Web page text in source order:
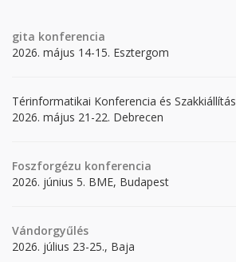
gita konferencia
2026. május 14-15. Esztergom
Térinformatikai Konferencia és Szakkiállítás
2026. május 21-22. Debrecen
Foszforgézu konferencia
2026. június 5. BME, Budapest
Vándorgyűlés
2026. július 23-25., Baja